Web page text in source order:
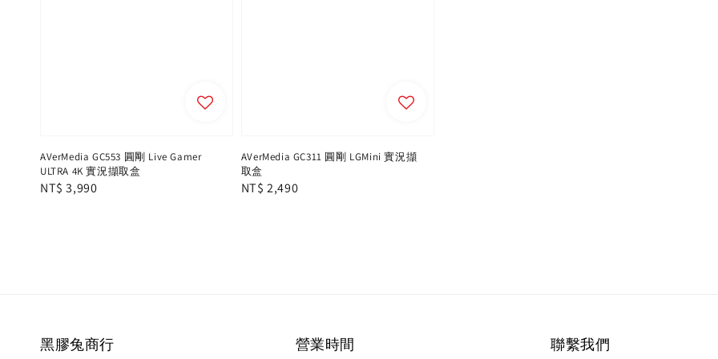
AVerMedia GC553 圓剛 Live Gamer
ULTRA 4K 實況擷取盒
Regular
NT$ 3,990
AVerMedia GC311 圓剛 LGMini 實況擷
取盒
Regular
NT$ 2,490
黑膠兔商行 營業時間 聯繫我們